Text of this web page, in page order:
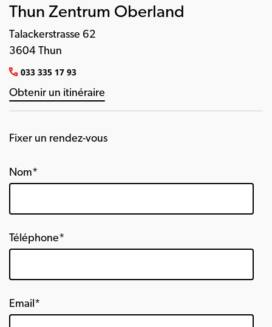
Thun Zentrum Oberland
Talackerstrasse 62
3604 Thun
033 335 17 93
Obtenir un itinéraire
Fixer un rendez-vous
Nom*
Téléphone*
Email*